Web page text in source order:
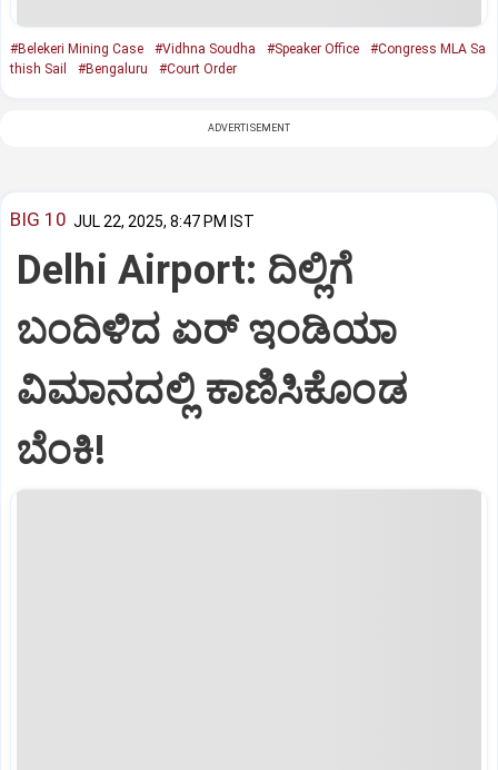
#Belekeri Mining Case #Vidhna Soudha #Speaker Office
#Congress MLA Sa
thish Sail
#Bengaluru #Court Order
ADVERTISEMENT
BIG 10 JUL 22, 2025, 8:47 PM IST
Delhi Airport: ದಿಲ್ಲಿಗೆ
ಬಂದಿಳಿದ ಏರ್‌ ಇಂಡಿಯಾ
ವಿಮಾನದಲ್ಲಿ ಕಾಣಿಸಿಕೊಂಡ
ಬೆಂಕಿ!